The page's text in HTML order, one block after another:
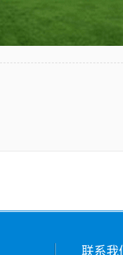
联系我